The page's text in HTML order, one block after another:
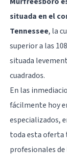
situada en el
Tennessee, la
superior a las
situada
cuadrados.
En las
fácilmente hoy
especializados,
toda esta oferta
profesionales